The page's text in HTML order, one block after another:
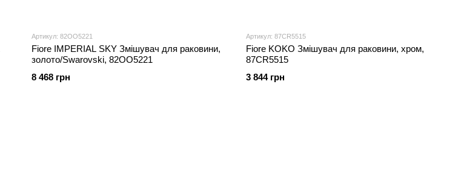
Артикул: 82OO5221
Fiore IMPERIAL SKY Змішувач для раковини,
золото/Swarovski, 82OO5221
8 468 грн
Артикул: 87CR5515
Fiore KOKO Змішувач для раковини, хром,
87CR5515
3 844 грн